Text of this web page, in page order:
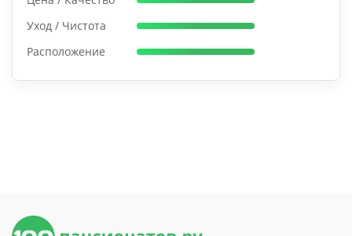
Уход / Чистота
Расположение